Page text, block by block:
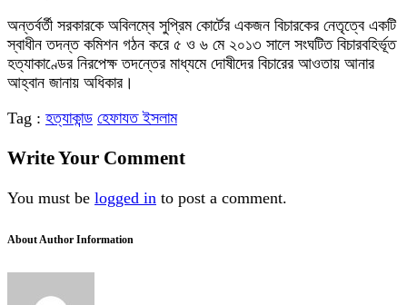
অন্তর্বর্তী সরকারকে অবিলম্বে সুপ্রিম কোর্টের একজন বিচারকের নেতৃত্বে একটি
স্বাধীন তদন্ত কমিশন গঠন করে ৫ ও ৬ মে ২০১৩ সালে সংঘটিত বিচারবহির্ভূত
হত্যাকাণ্ডের নিরপেক্ষ তদন্তের মাধ্যমে দোষীদের বিচারের আওতায় আনার
আহ্বান জানায় অধিকার।
Tag : হত্যাকান্ড হেফাযত ইসলাম
Write Your Comment
You must be logged in to post a comment.
About Author Information